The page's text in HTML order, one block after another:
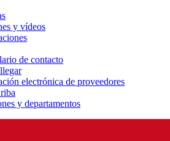
y vídeos
de contacto
electrónica de proveedores
y departamentos